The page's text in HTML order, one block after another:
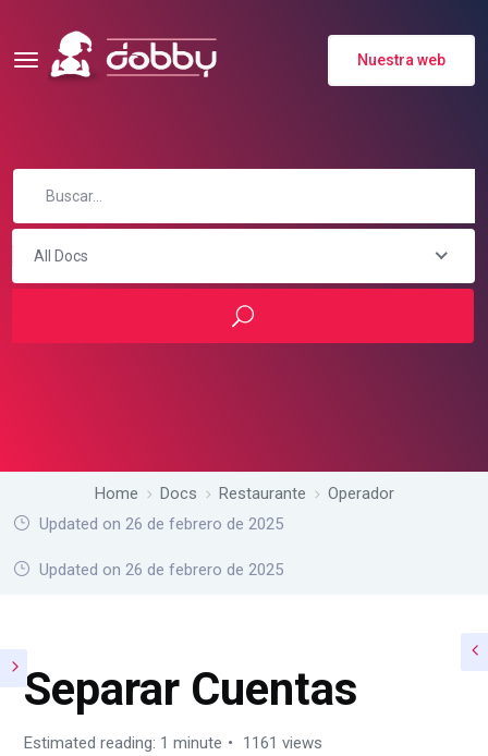
Nuestra web
All Docs
Home Docs Restaurante
Operador
Updated on 26 de febrero de 2025
Updated on 26 de febrero de 2025
Separar Cuentas
Estimated reading: 1 minute 1161 views